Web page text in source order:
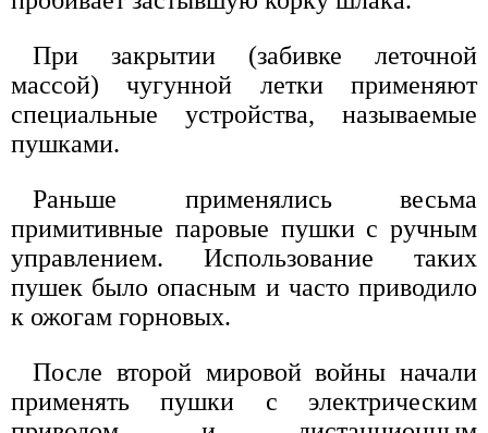
При закрытии (забивке леточной
массой) чугунной летки применяют
специальные устройства, называемые
пушками.
Раньше применялись весьма
примитивные паровые пушки с ручным
управлением. Использование таких
пушек было опасным и часто приводило
к ожогам горновых.
После второй мировой войны начали
применять пушки с электрическим